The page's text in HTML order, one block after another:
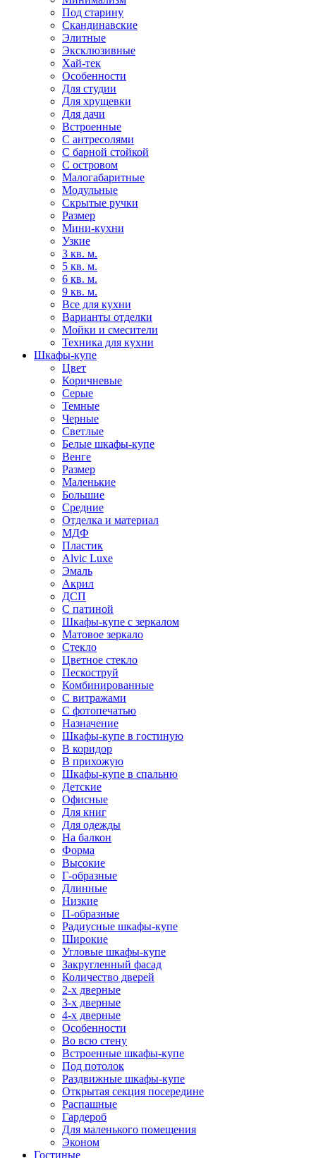
Под старину
Скандинавские
Элитные
Эксклюзивные
Хай-тек
Особенности
Для студии
Для хрущевки
Для дачи
Встроенные
С антресолями
С барной стойкой
С островом
Малогабаритные
Модульные
Скрытые ручки
Размер
Мини-кухни
Узкие
3 кв. м.
5 кв. м.
6 кв. м.
9 кв. м.
Все для кухни
Варианты отделки
Мойки и смесители
Техника для кухни
Шкафы-купе
Цвет
Коричневые
Серые
Темные
Черные
Светлые
Белые шкафы-купе
Венге
Размер
Маленькие
Большие
Средние
Отделка и материал
МДФ
Пластик
Alvic Luxe
Эмаль
Акрил
ДСП
С патиной
Шкафы-купе с зеркалом
Матовое зеркало
Стекло
Цветное стекло
Пескоструй
Комбинированные
С витражами
С фотопечатью
Назначение
Шкафы-купе в гостиную
В коридор
В прихожую
Шкафы-купе в спальню
Детские
Офисные
Для книг
Для одежды
На балкон
Форма
Высокие
Г-образные
Длинные
Низкие
П-образные
Радиусные шкафы-купе
Широкие
Угловые шкафы-купе
Закругленный фасад
Количество дверей
2-х дверные
3-х дверные
4-х дверные
Особенности
Во всю стену
Встроенные шкафы-купе
Под потолок
Раздвижные шкафы-купе
Открытая секция посередине
Распашные
Гардероб
Для маленького помещения
Эконом
Гостиные